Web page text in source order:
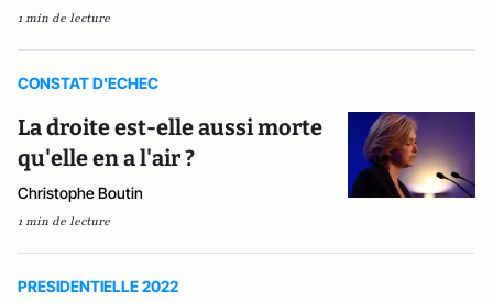
1 min de lecture
CONSTAT D'ECHEC
La droite est-elle aussi morte
qu'elle en a l'air ?
Christophe Boutin
1 min de lecture
PRESIDENTIELLE 2022